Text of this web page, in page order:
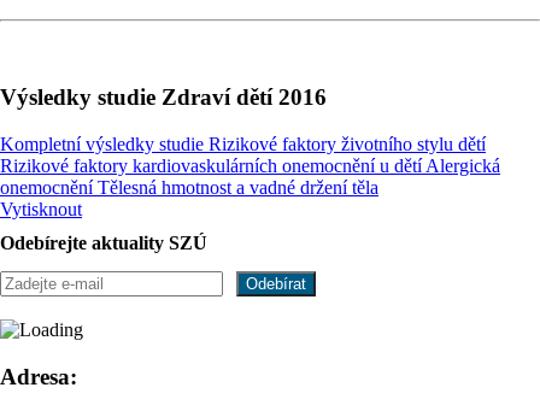
Výsledky studie Zdraví dětí 2016
Kompletní výsledky studie Rizikové faktory životního stylu dětí
Rizikové faktory kardiovaskulárních onemocnění u dětí Alergická
onemocnění Tělesná hmotnost a vadné držení těla
Vytisknout
Odebírejte aktuality SZÚ
Adresa: